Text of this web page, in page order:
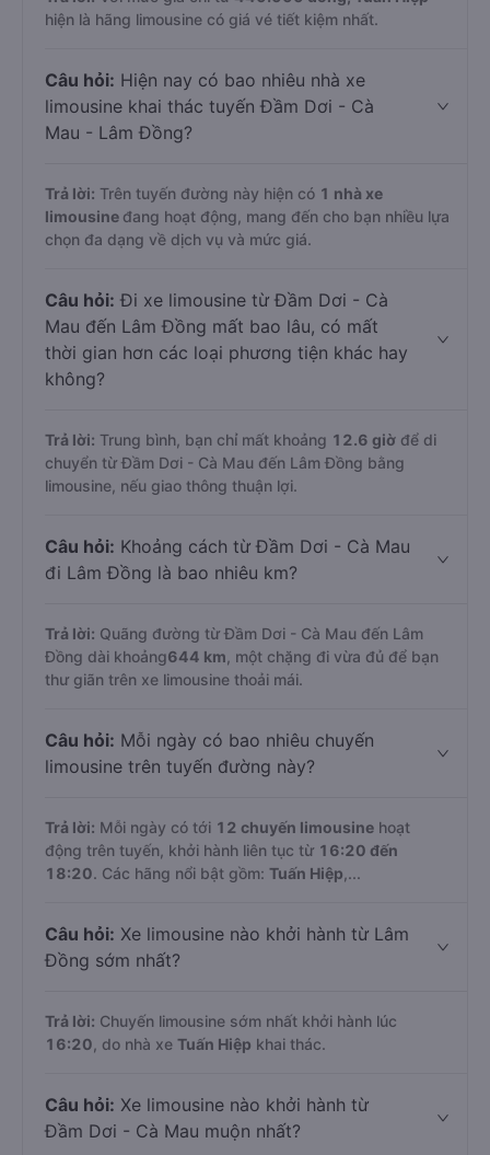
hiện là hãng limousine có giá vé tiết kiệm nhất.
Câu hỏi: Hiện nay có bao nhiêu nhà xe
limousine khai thác tuyến Đầm Dơi - Cà
Mau - Lâm Đồng?
Trả lời: Trên tuyến đường này hiện có 1 nhà xe
limousine đang hoạt động, mang đến cho bạn nhiều lựa
chọn đa dạng về dịch vụ và mức giá.
Câu hỏi: Đi xe limousine từ Đầm Dơi - Cà
Mau đến Lâm Đồng mất bao lâu, có mất
thời gian hơn các loại phương tiện khác hay
không?
Trả lời: Trung bình, bạn chỉ mất khoảng 12.6 giờ để di
chuyển từ Đầm Dơi - Cà Mau đến Lâm Đồng bằng
limousine, nếu giao thông thuận lợi.
Câu hỏi: Khoảng cách từ Đầm Dơi - Cà Mau
đi Lâm Đồng là bao nhiêu km?
Trả lời: Quãng đường từ Đầm Dơi - Cà Mau đến Lâm
Đồng dài khoảng644 km , một chặng đi vừa đủ để bạn
thư giãn trên xe limousine thoải mái.
Câu hỏi: Mỗi ngày có bao nhiêu chuyến
limousine trên tuyến đường này?
Trả lời: Mỗi ngày có tới 12 chuyến limousine hoạt
động trên tuyến, khởi hành liên tục từ 16:20 đến
18:20. Các hãng nổi bật gồm: Tuấn Hiệp ,...
Câu hỏi: Xe limousine nào khởi hành từ Lâm
Đồng sớm nhất?
Trả lời: Chuyến limousine sớm nhất khởi hành lúc
16:20 , do nhà xe Tuấn Hiệp khai thác.
Câu hỏi: Xe limousine nào khởi hành từ
Đầm Dơi - Cà Mau muộn nhất?